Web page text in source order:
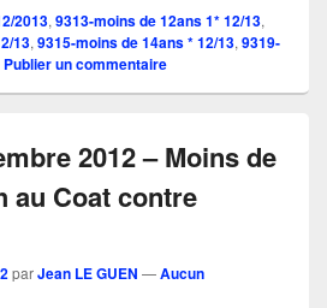
2013, 9313-moins de 12ans 1* 12/13,
13, 9315-moins de 14ans * 12/13, 9319-
Publier un commentaire
2012 – Moins de
au Coat contre
parJean LE GUEN —Aucun